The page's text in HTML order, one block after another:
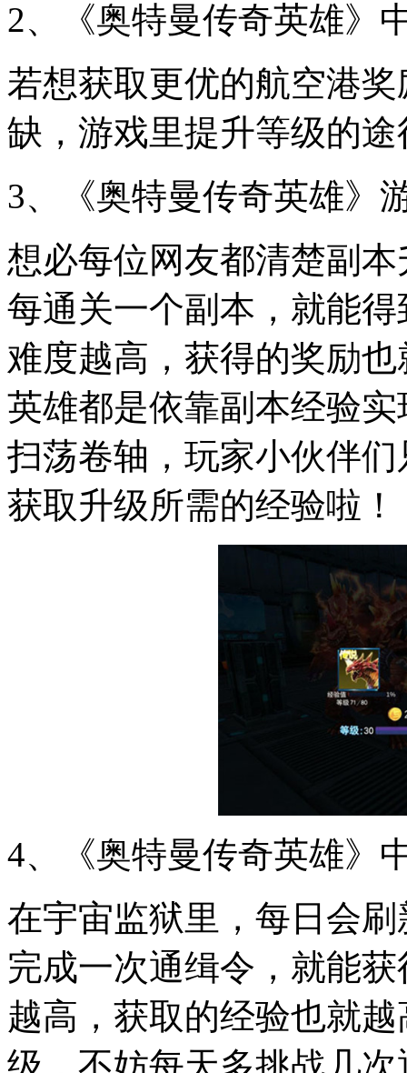
2、《奥特曼传奇英雄》
若想获取更优的航空港
缺，游戏里提升等级的
3、《奥特曼传奇英雄》
想必每位网友都清楚副
每通关一个副本，就能
难度越高，获得的奖励
英雄都是依靠副本经验
扫荡卷轴，玩家小伙伴
获取升级所需的经验啦！
4、《奥特曼传奇英雄》
在宇宙监狱里，每日会
完成一次通缉令，就能
越高，获取的经验也就
级，不妨每天多挑战几